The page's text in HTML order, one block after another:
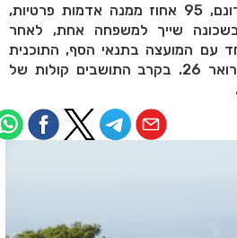
ששטחה עומד על 1101 דונם, 95 אחוז ממנה אדמות פרטיות,
שייך למשפחה אחת, לאחר
עם המועצה בתנאי הסף, התוכנית
תובא להפקדה ב25 לפברואר 26. בקרב התושבים קולות של